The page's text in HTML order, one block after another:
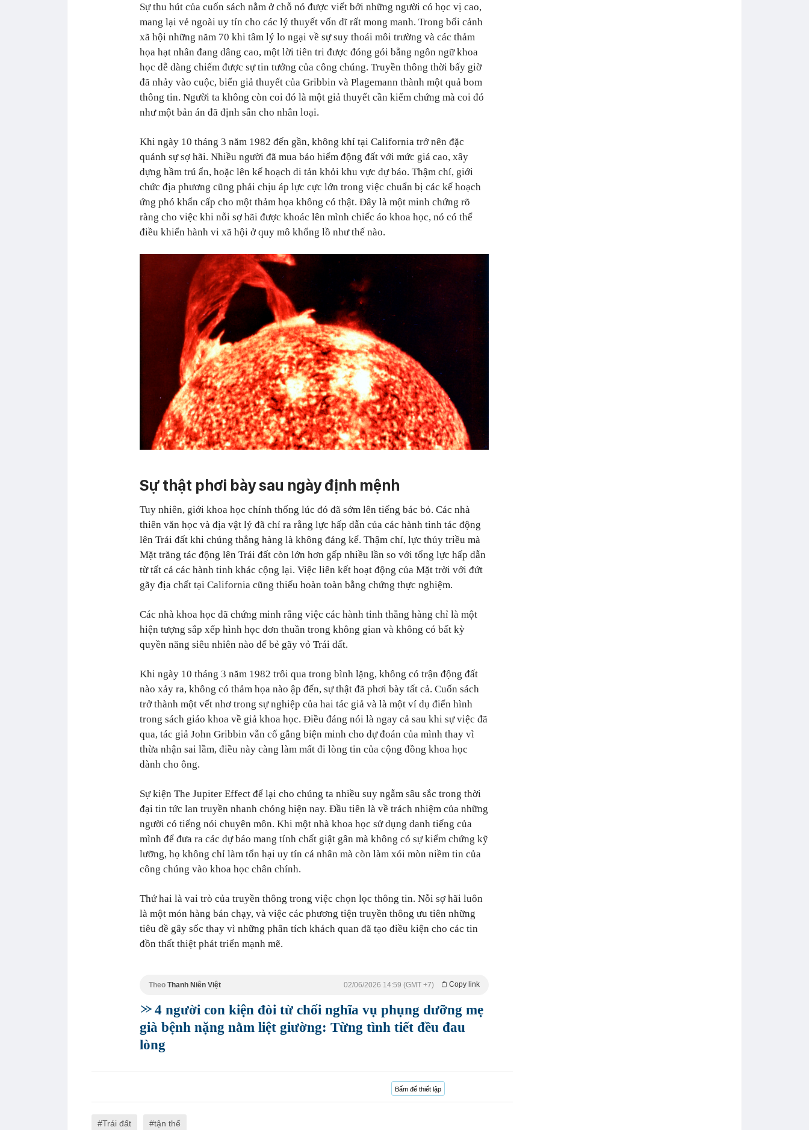
Sự thu hút của cuốn sách nằm ở chỗ nó được viết bởi những người có học vị cao,
mang lại vẻ ngoài uy tín cho các lý thuyết vốn dĩ rất mong manh. Trong bối cảnh
xã hội những năm 70 khi tâm lý lo ngại về sự suy thoái môi trường và các thảm
họa hạt nhân đang dâng cao, một lời tiên tri được đóng gói bằng ngôn ngữ khoa
học dễ dàng chiếm được sự tin tưởng của công chúng. Truyền thông thời bấy giờ
đã nhảy vào cuộc, biến giả thuyết của Gribbin và Plagemann thành một quả bom
thông tin. Người ta không còn coi đó là một giả thuyết cần kiểm chứng mà coi đó
như một bản án đã định sẵn cho nhân loại.
Khi ngày 10 tháng 3 năm 1982 đến gần, không khí tại California trở nên đặc
quánh sự sợ hãi. Nhiều người đã mua bảo hiểm động đất với mức giá cao, xây
dựng hầm trú ẩn, hoặc lên kế hoạch di tản khỏi khu vực dự báo. Thậm chí, giới
chức địa phương cũng phải chịu áp lực cực lớn trong việc chuẩn bị các kế hoạch
ứng phó khẩn cấp cho một thảm họa không có thật. Đây là một minh chứng rõ
ràng cho việc khi nỗi sợ hãi được khoác lên mình chiếc áo khoa học, nó có thể
điều khiển hành vi xã hội ở quy mô khổng lồ như thế nào.
Sự thật phơi bày sau ngày định mệnh
Tuy nhiên, giới khoa học chính thống lúc đó đã sớm lên tiếng bác bỏ. Các nhà
thiên văn học và địa vật lý đã chỉ ra rằng lực hấp dẫn của các hành tinh tác động
lên Trái đất khi chúng thẳng hàng là không đáng kể. Thậm chí, lực thủy triều mà
Mặt trăng tác động lên Trái đất còn lớn hơn gấp nhiều lần so với tổng lực hấp dẫn
từ tất cả các hành tinh khác cộng lại. Việc liên kết hoạt động của Mặt trời với đứt
gãy địa chất tại California cũng thiếu hoàn toàn bằng chứng thực nghiệm.
Các nhà khoa học đã chứng minh rằng việc các hành tinh thẳng hàng chỉ là một
hiện tượng sắp xếp hình học đơn thuần trong không gian và không có bất kỳ
quyền năng siêu nhiên nào để bẻ gãy vỏ Trái đất.
Khi ngày 10 tháng 3 năm 1982 trôi qua trong bình lặng, không có trận động đất
nào xảy ra, không có thảm họa nào ập đến, sự thật đã phơi bày tất cả. Cuốn sách
trở thành một vết nhơ trong sự nghiệp của hai tác giả và là một ví dụ điển hình
trong sách giáo khoa về giả khoa học. Điều đáng nói là ngay cả sau khi sự việc đã
qua, tác giả John Gribbin vẫn cố gắng biện minh cho dự đoán của mình thay vì
thừa nhận sai lầm, điều này càng làm mất đi lòng tin của cộng đồng khoa học
dành cho ông.
Sự kiện The Jupiter Effect để lại cho chúng ta nhiều suy ngẫm sâu sắc trong thời
đại tin tức lan truyền nhanh chóng hiện nay. Đầu tiên là về trách nhiệm của những
người có tiếng nói chuyên môn. Khi một nhà khoa học sử dụng danh tiếng của
mình để đưa ra các dự báo mang tính chất giật gân mà không có sự kiểm chứng kỹ
lưỡng, họ không chỉ làm tổn hại uy tín cá nhân mà còn làm xói mòn niềm tin của
công chúng vào khoa học chân chính.
Thứ hai là vai trò của truyền thông trong việc chọn lọc thông tin. Nỗi sợ hãi luôn
là một món hàng bán chạy, và việc các phương tiện truyền thông ưu tiên những
tiêu đề gây sốc thay vì những phân tích khách quan đã tạo điều kiện cho các tin
đồn thất thiệt phát triển mạnh mẽ.
Theo Thanh Niên Việt Copy link
02/06/2026 14:59 (GMT +7)
4 người con kiện đòi từ chối nghĩa vụ phụng dưỡng mẹ
già bệnh nặng nằm liệt giường: Từng tình tiết đều đau
lòng
Bấm để thiết lập
Trái đất tận thế